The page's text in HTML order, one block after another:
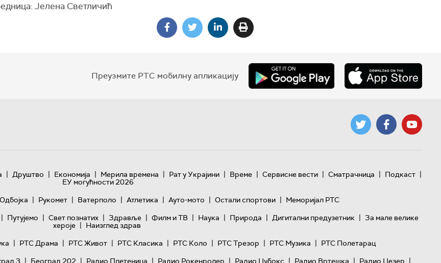
Јелена Светличић
Преузмите РТС мобилну апликацију
| Друштво | Економија | Мерила времена | Рат у Украјини | Време | Сервисне вести | Сматрачница | Подкаст |
ЕУ могућности 2026
Одбојка | Рукомет | Ватерполо | Атлетика | Ауто-мото | Остали спортови | Меморијал РТС
| Путујемо | Свет познатих | Здравље | Филм и ТВ | Наука | Природа | Дигитални предузетник | За мале велике
хероје | Наизглед здрав
| РТС Драма | РТС Живот | РТС Класика | РТС Коло | РТС Трезор | РТС Музика | РТС Полетарац
3 Београд 202 Радио Плетеница Радио Рокенролер Радио Џубокс Радио Вртешка Радио Џезер